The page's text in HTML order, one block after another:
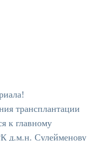
трансплантации
к главному
д.м.н. Сулейменову